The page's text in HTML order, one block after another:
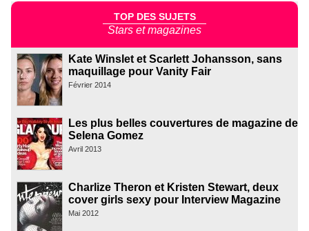
TOP DES SUJETS
Stars et magazines
Kate Winslet et Scarlett Johansson, sans
maquillage pour Vanity Fair
Février 2014
Les plus belles couvertures de magazine de
Selena Gomez
Avril 2013
Charlize Theron et Kristen Stewart, deux
cover girls sexy pour Interview Magazine
Mai 2012